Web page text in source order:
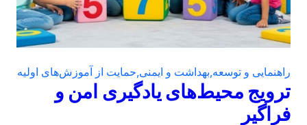
ترویج محیط‌های یادگیری امن و
فراگیر
راهنمایی و توسعه بهداشت و ایمنی حمایت از آموزش‌های اولیه